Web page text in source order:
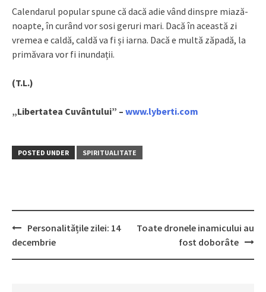
Calendarul popular spune că dacă adie vând dinspre miază-
noapte, în curând vor sosi geruri mari. Dacă în această zi
vremea e caldă, caldă va fi și iarna. Dacă e multă zăpadă, la
primăvara vor fi inundații.
(T.L.)
„Libertatea Cuvântului” – www.lyberti.com
POSTED UNDER SPIRITUALITATE
Post
navigation
Personalitățile zilei: 14
decembrie
Toate dronele inamicului au
fost doborâte